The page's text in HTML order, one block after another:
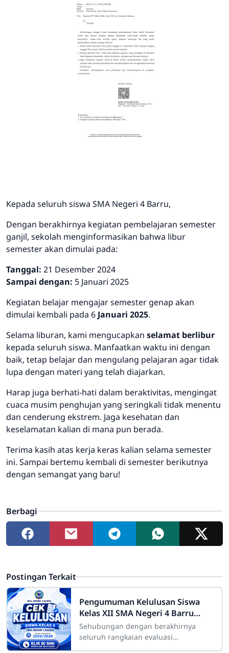
Kepada seluruh siswa SMA Negeri 4 Barru,
Dengan berakhirnya kegiatan pembelajaran semester
ganjil, sekolah menginformasikan bahwa libur
semester akan dimulai pada:
Tanggal: 21 Desember 2024
Sampai dengan: 5 Januari 2025
Kegiatan belajar mengajar semester genap akan
dimulai kembali pada 6 Januari 2025.
Selama liburan, kami mengucapkan selamat berlibur
kepada seluruh siswa. Manfaatkan waktu ini dengan
baik, tetap belajar dan mengulang pelajaran agar tidak
lupa dengan materi yang telah diajarkan.
Harap juga berhati-hati dalam beraktivitas, mengingat
cuaca musim penghujan yang seringkali tidak menentu
dan cenderung ekstrem. Jaga kesehatan dan
keselamatan kalian di mana pun berada.
Terima kasih atas kerja keras kalian selama semester
ini. Sampai bertemu kembali di semester berikutnya
dengan semangat yang baru!
Berbagi
Postingan Terkait
Pengumuman Kelulusan Siswa
Kelas XII SMA Negeri 4 Barru
Tahun Pelajaran 2025/2026
Sehubungan dengan berakhirnya
seluruh rangkaian evaluasi